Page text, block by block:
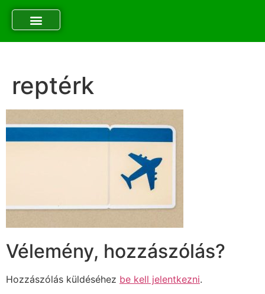
reptérk
Vélemény, hozzászólás?
Hozzászólás küldéséhez be kell jelentkezni.